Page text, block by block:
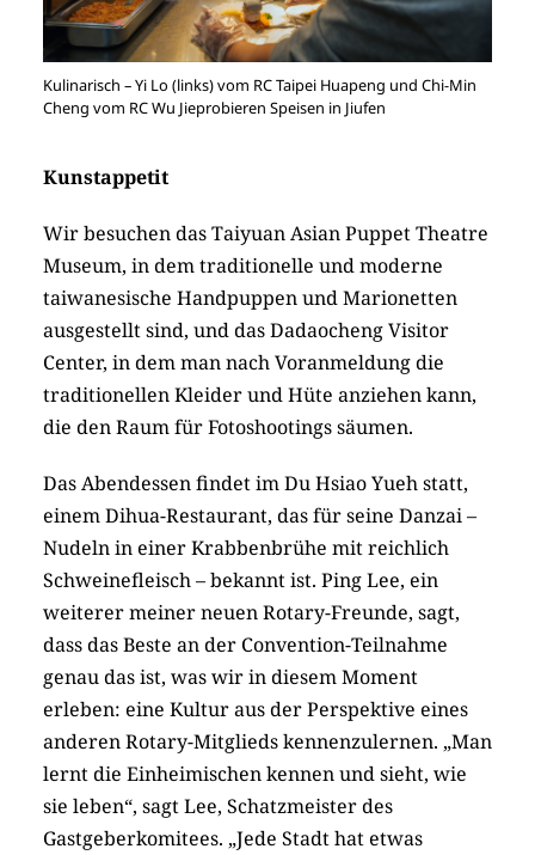
Kulinarisch – Yi Lo (links) vom RC Taipei Huapeng und Chi-Min
Cheng vom RC Wu Jieprobieren Speisen in Jiufen
Kunstappetit
Wir besuchen das Taiyuan Asian Puppet Theatre
Museum, in dem traditionelle und moderne
taiwanesische Handpuppen und Marionetten
ausgestellt sind, und das Dadaocheng Visitor
Center, in dem man nach Voranmeldung die
traditionellen Kleider und Hüte anziehen kann,
die den Raum für Fotoshootings säumen.
Das Abendessen findet im Du Hsiao Yueh statt,
einem Dihua-Restaurant, das für seine Danzai –
Nudeln in einer Krabbenbrühe mit reichlich
Schweinefleisch – bekannt ist. Ping Lee, ein
weiterer meiner neuen Rotary-Freunde, sagt,
dass das Beste an der Convention-Teilnahme
genau das ist, was wir in diesem Moment
erleben: eine Kultur aus der Perspektive eines
anderen Rotary-Mitglieds kennenzulernen. „Man
lernt die Einheimischen kennen und sieht, wie
sie leben“, sagt Lee, Schatzmeister des
Gastgeberkomitees. „Jede Stadt hat etwas